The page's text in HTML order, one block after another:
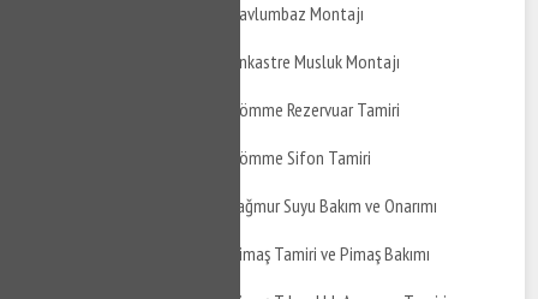
Altıeylül Meryemdere Davlumbaz Montajı
Altıeylül Meryemdere Ankastre Musluk Montajı
Altıeylül Meryemdere Gömme Rezervuar Tamiri
Altıeylül Meryemdere Gömme Sifon Tamiri
Altıeylül Meryemdere Yağmur Suyu Bakım ve Onarımı
Altıeylül Meryemdere Pimaş Tamiri ve Pimaş Bakımı